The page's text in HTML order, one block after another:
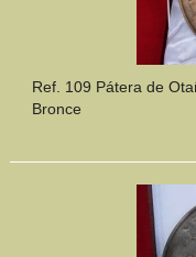
Ref. 109 Pátera de
Bronce